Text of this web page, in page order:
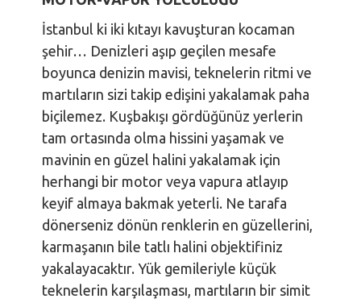
İstanbul ki iki kıtayı kavuşturan kocaman
şehir… Denizleri aşıp geçilen mesafe
boyunca denizin mavisi, teknelerin ritmi ve
martıların sizi takip edişini yakalamak paha
biçilemez. Kuşbakışı gördüğünüz yerlerin
tam ortasında olma hissini yaşamak ve
mavinin en güzel halini yakalamak için
herhangi bir motor veya vapura atlayıp
keyif almaya bakmak yeterli. Ne tarafa
dönerseniz dönün renklerin en güzellerini,
karmaşanın bile tatlı halini objektifiniz
yakalayacaktır. Yük gemileriyle küçük
teknelerin karşılaşması, martıların bir simit